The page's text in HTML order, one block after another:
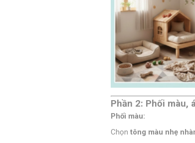
Phần 2: Phối màu,
Phối màu:
Chọn tông màu nhẹ